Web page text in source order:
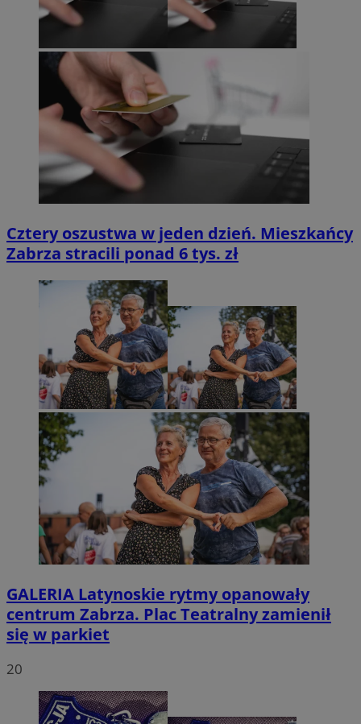
Cztery oszustwa w jeden dzień. Mieszkańcy
Zabrza stracili ponad 6 tys. zł
GALERIA Latynoskie rytmy opanowały
centrum Zabrza. Plac Teatralny zamienił
się w parkiet
20